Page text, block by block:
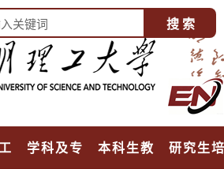
作 学科及专业 本科生教育 研究生